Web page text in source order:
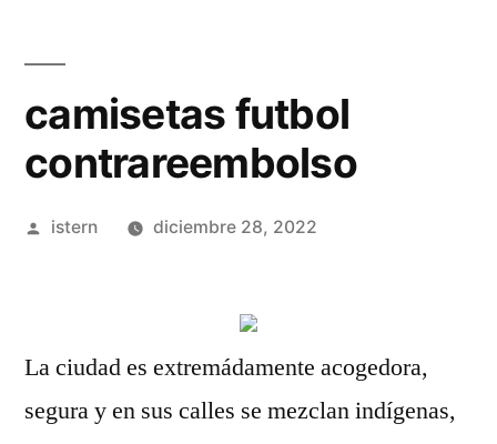
camisetas futbol
contrareembolso
Publicado
istern diciembre 28, 2022
La ciudad es extremádamente acogedora,
segura y en sus calles se mezclan indígenas,